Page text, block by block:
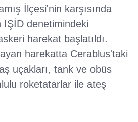
İlçesi'nin karşısında
IŞİD denetimindeki
harekat başlatıldı.
harekatta Cerablus'taki
uçakları, tank ve obüs
roketatarlar ile ateş